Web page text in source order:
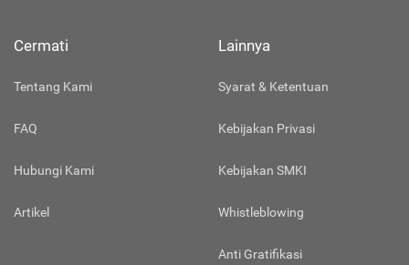
Cermati
Tentang Kami
FAQ
Hubungi Kami
Artikel
Lainnya
Syarat & Ketentuan
Kebijakan Privasi
Kebijakan SMKI
Whistleblowing
Anti Gratifikasi